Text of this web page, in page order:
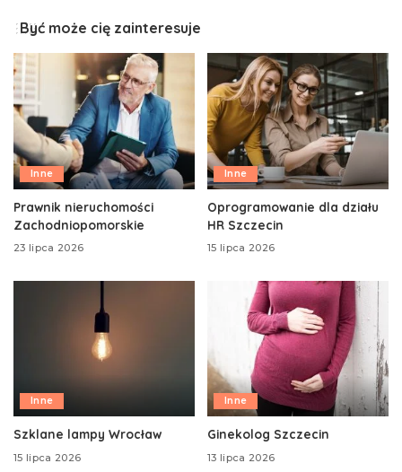
Być może cię zainteresuje
Inne
Prawnik nieruchomości
Zachodniopomorskie
23 lipca 2026
Inne
Oprogramowanie dla działu
HR Szczecin
15 lipca 2026
Inne
Szklane lampy Wrocław
15 lipca 2026
Inne
Ginekolog Szczecin
13 lipca 2026